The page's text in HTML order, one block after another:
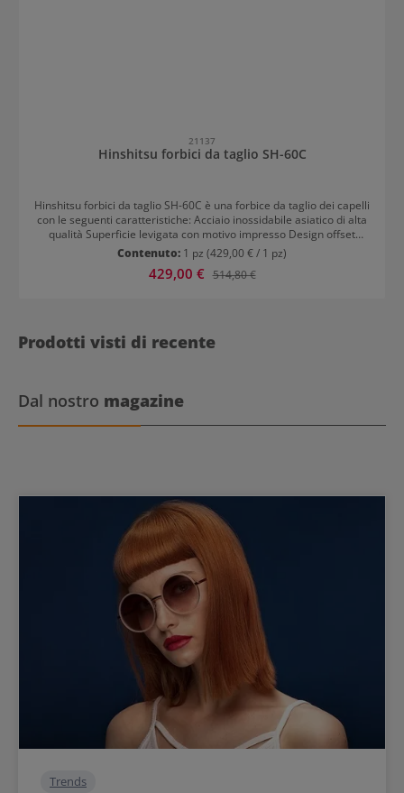
21137
Hinshitsu forbici da taglio SH-60C
Hinshitsu forbici da taglio SH-60C è una forbice da taglio dei capelli
con le seguenti caratteristiche: Acciaio inossidabile asiatico di alta
qualità Superficie levigata con motivo impresso Design offset
Affilatura a incavo (convessa) / Slice Sistema di regolazione con
integrato Per destrorsi
Contenuto: 1 pz (429,00 € / 1 pz)
Prezzo di vendita:
429,00 € Prezzo normale:
514,80 €
Prodotti visti di recente
Dal nostro magazine
Trends